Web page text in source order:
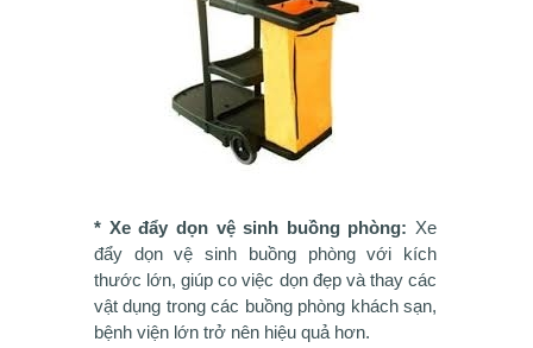
* Xe đẩy dọn vệ sinh buồng phòng: Xe
đẩy dọn vệ sinh buồng phòng với kích
thước lớn, giúp co việc dọn đẹp và thay các
vật dụng trong các buồng phòng khách sạn,
bệnh viện lớn trở nên hiệu quả hơn.